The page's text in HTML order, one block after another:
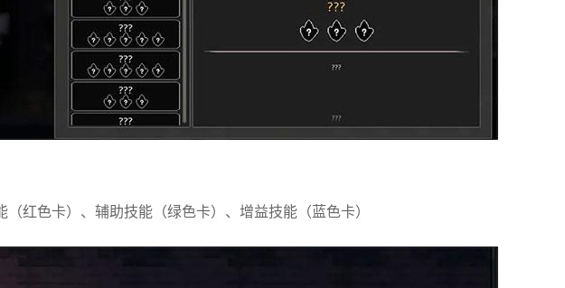
红色卡）、辅助技能（绿色卡）、增益技能（蓝色卡）